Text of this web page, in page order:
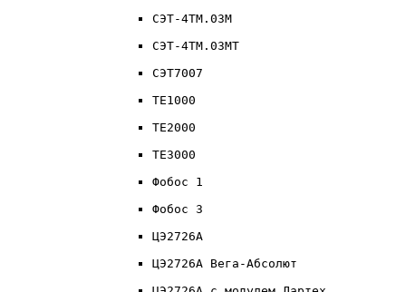
СЭТ-4ТМ.03М
СЭТ-4ТМ.03МТ
СЭТ7007
ТЕ1000
ТЕ2000
ТЕ3000
Фобос 1
Фобос 3
ЦЭ2726А
ЦЭ2726А Вега-Абсолют